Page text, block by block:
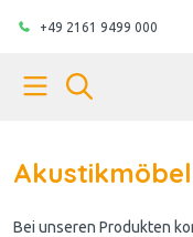
+49 2161 9499 000
Akustikmöbel
Bei unseren Produkten